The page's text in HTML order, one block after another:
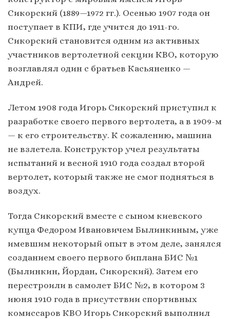
Сикорский (1889—1972 гг.). Осенью 1907 года он
поступает в КПИ, где учится до 1911-го.
Сикорский становится одним из активных
участников вертолетной секции КВО, которую
возглавлял один с братьев Касьяненко —
Андрей.
Летом 1908 года Игорь Сикорский приступил к
разработке своего первого вертолета, а в 1909-м
— к его строительству. К сожалению, машина
не взлетела. Конструктор учел результаты
испытаний и весной 1910 года создал второй
вертолет, который также не смог подняться в
воздух.
Тогда Сикорский вместе с сыном киевского
купца Федором Ивановичем Былинкиным, уже
имевшим некоторый опыт в этом деле, занялся
созданием своего первого биплана БИС №1
(Былинкин, Йордан, Сикорский). Затем его
перестроили в самолет БИС №2, в котором 3
июня 1910 года в присутствии спортивных
комиссаров КВО Игорь Сикорский выполнил